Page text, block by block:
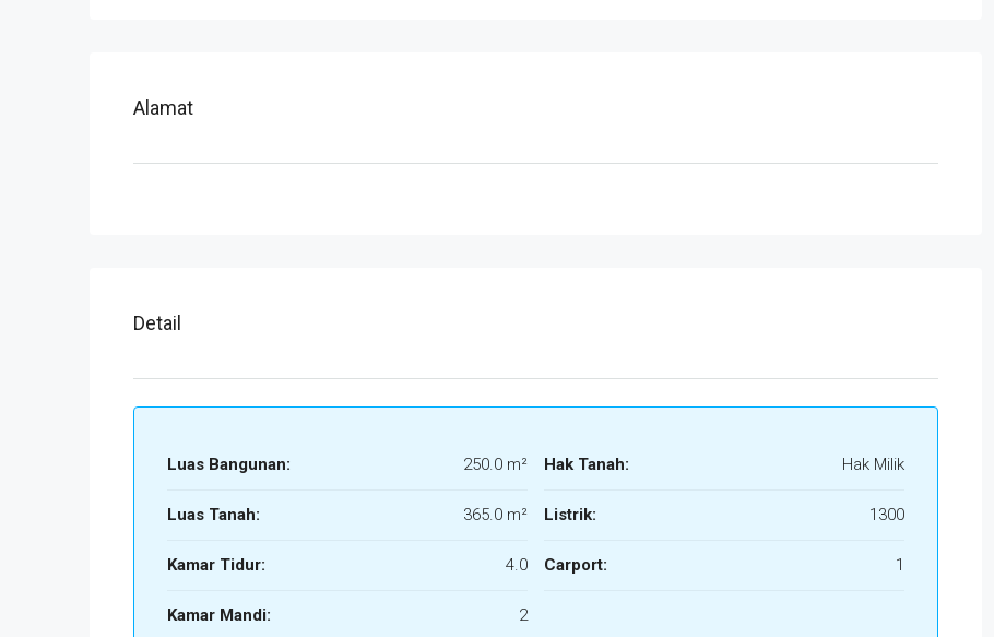
Alamat
Detail
Luas Bangunan: 250.0 m²
Luas Tanah: 365.0 m²
Kamar Tidur: 4.0
Kamar Mandi: 2
Hak Tanah: Hak Milik
Listrik: 1300
Carport: 1